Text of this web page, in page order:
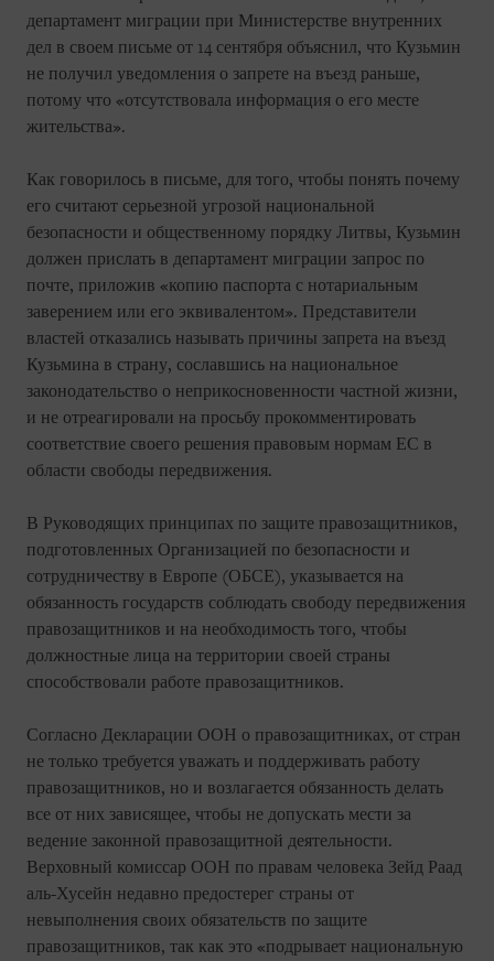
департамент миграции при Министерстве внутренних
дел в своем письме от 14 сентября объяснил, что Кузьмин
не получил уведомления о запрете на въезд раньше,
потому что «отсутствовала информация о его месте
жительства».
Как говорилось в письме, для того, чтобы понять почему
его считают серьезной угрозой национальной
безопасности и общественному порядку Литвы, Кузьмин
должен прислать в департамент миграции запрос по
почте, приложив «копию паспорта с нотариальным
заверением или его эквивалентом». Представители
властей отказались называть причины запрета на въезд
Кузьмина в страну, сославшись на национальное
законодательство о неприкосновенности частной жизни,
и не отреагировали на просьбу прокомментировать
соответствие своего решения правовым нормам ЕС в
области свободы передвижения.
В Руководящих принципах по защите правозащитников,
подготовленных Организацией по безопасности и
сотрудничеству в Европе (ОБСЕ), указывается на
обязанность государств соблюдать свободу передвижения
правозащитников и на необходимость того, чтобы
должностные лица на территории своей страны
способствовали работе правозащитников.
Согласно Декларации ООН о правозащитниках, от стран
не только требуется уважать и поддерживать работу
правозащитников, но и возлагается обязанность делать
все от них зависящее, чтобы не допускать мести за
ведение законной правозащитной деятельности.
Верховный комиссар ООН по правам человека Зейд Раад
аль-Хусейн недавно предостерег страны от
невыполнения своих обязательств по защите
правозащитников, так как это «подрывает национальную